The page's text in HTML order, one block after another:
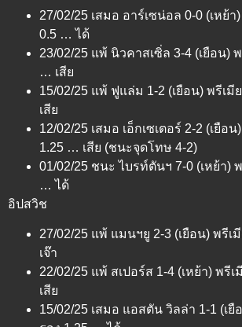
27/02/25 เสมอ อาร์เซน่อล 0-0 (เหย้า
0.5 … ได้
23/02/25 แพ้ นิวคาสเซิ่ล 3-4 (เยือน)
… เสีย
15/02/25 แพ้ ฟูแล่ม 1-2 (เยือน) พรีเมี
เสีย
12/02/25 เสมอ เอ็กเซเตอร์ 2-2 (เยือ
1.25 … เสีย (ชนะจุดโทษ 4-2)
01/02/25 ชนะ ไบรท์ตันฯ 7-0 (เหย้า)
… ได้
อิปสวิช
27/02/25 แพ้ แมนฯยู 2-3 (เยือน) พรีเ
เจ๊า
22/02/25 แพ้ สเปอร์ส 1-4 (เหย้า) พรี
เสีย
15/02/25 เสมอ แอสตัน วิลล่า 1-1 (เยื